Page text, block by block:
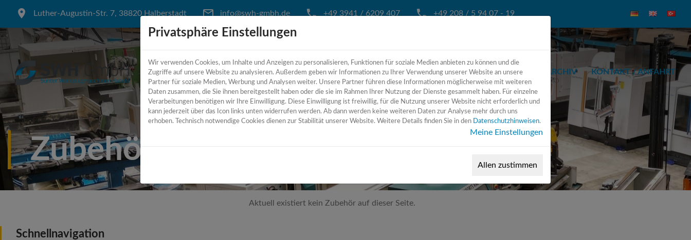
Luther-Augustin-Str. 7, 38820 Halberstadt info@swh-gmbh.de +49 3941 / 6209 407 +49 208 / 5 94 07 - 19
HOME ÜBER UNS MASCHINEN ZUBEHÖR ARCHIV KONTAKT / ANFAHRT
Zubehör
Schnellnavigation
Aktuell existiert kein Zubehör auf dieser Seite.
Privatsphäre Einstellungen
Wir verwenden Cookies, um Inhalte und Anzeigen zu personalisieren, Funktionen für soziale Medien anbieten zu können und die
Zugriffe auf unsere Website zu analysieren. Außerdem geben wir Informationen zu Ihrer Verwendung unserer Website an unsere
Partner für soziale Medien, Werbung und Analysen weiter. Unsere Partner führen diese Informationen möglicherweise mit weiteren
Daten zusammen, die Sie ihnen bereitgestellt haben oder die sie im Rahmen Ihrer Nutzung der Dienste gesammelt haben. Für einzelne
Verarbeitungen benötigen wir Ihre Einwilligung. Diese Einwilligung ist freiwillig, für die Nutzung unserer Website nicht erforderlich und
kann jederzeit über das Icon links unten widerrufen werden. Ab dann werden keine weiteren Daten zur Analyse mehr durch uns
erhoben. Technisch notwendige Cookies dienen zur Stabilität unserer Website. Weitere Details finden Sie in den
Datenschutzhinweisen.
Meine Einstellungen
Allen zustimmen